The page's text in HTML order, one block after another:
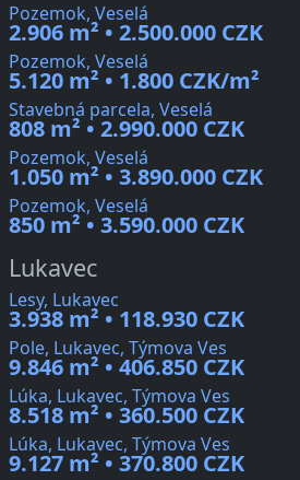
Pozemok, Veselá
2.906 m² • 2.500.000 CZK
Pozemok, Veselá
5.120 m² • 1.800 CZK/m²
Stavebná parcela, Veselá
808 m² • 2.990.000 CZK
Pozemok, Veselá
1.050 m² • 3.890.000 CZK
Pozemok, Veselá
850 m² • 3.590.000 CZK
Lukavec
Lesy, Lukavec
3.938 m² • 118.930 CZK
Pole, Lukavec, Týmova Ves
9.846 m² • 406.850 CZK
Lúka, Lukavec, Týmova Ves
8.518 m² • 360.500 CZK
Lúka, Lukavec, Týmova Ves
9.127 m² • 370.800 CZK